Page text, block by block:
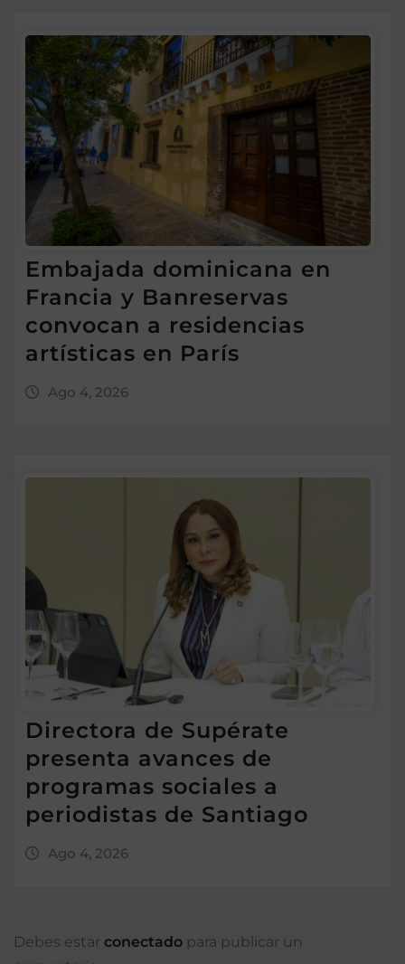
Embajada dominicana en
Francia y Banreservas
convocan a residencias
artísticas en París
Ago 4, 2026
Directora de Supérate
presenta avances de
programas sociales a
periodistas de Santiago
Ago 4, 2026
Debes estar conectado para publicar un